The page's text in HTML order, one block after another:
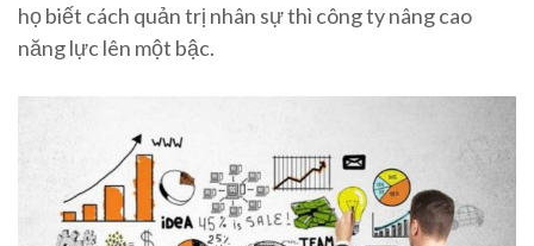
họ biết cách quản trị nhân sự thì công ty nâng cao
năng lực lên một bậc.